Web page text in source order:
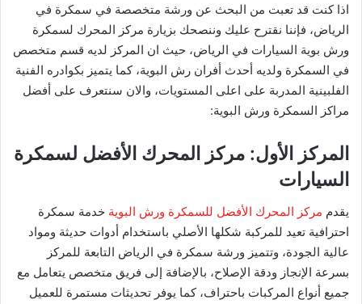
اذا كنت قد تعبت من البحث عن ورشة متخصصة في سمكرة في
الرياض، فإننا نقترح عليك وننصحك بزيارة مركز المحرك لسمكرة
ورش بوية السيارات في الرياض، حيث ان المركز لديه قسم متخصص
في السمكرة ولديه أحدث أفران رش البوية، كما يتميز بكوادره الفنية
الفلبينية المدربة على اعلى المستويات، والان سنتعرف على أفضل
مراكز السمكرة ورش البوية:
المركز الأول: مركز المحرك الأفضل لسمكرة
السيارات
يقدم مركز المحرك الأفضل للسمكرة ورش البوية خدمة سمكرة
احترافية تعيد للمركبة شكلها الأصلي باستخدام أدوات حديثة ومواد
عالية الجودة، وتتميز ورشة سمكرة في الرياض التابعة للمركز
بسرعة الإنجاز ودقة الإصلاح، بالإضافة إلى فريق متخصص يتعامل مع
جميع أنواع المركبات باحتراف، كما يوفر تحديثات مستمرة للعميل